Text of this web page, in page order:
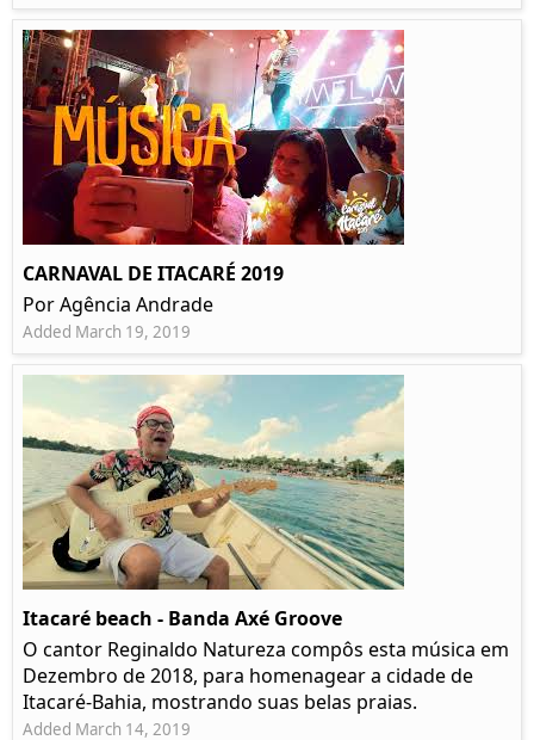
CARNAVAL DE ITACARÉ 2019
Por Agência Andrade
Added March 19, 2019
Itacaré beach - Banda Axé Groove
O cantor Reginaldo Natureza compôs esta música em
Dezembro de 2018, para homenagear a cidade de
Itacaré-Bahia, mostrando suas belas praias.
Added March 14, 2019